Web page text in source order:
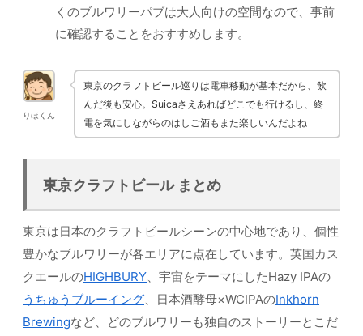
くのブルワリーパブは大人向けの空間なので、事前
に確認することをおすすめします。
りほくん
東京のクラフトビール巡りは電車移動が基本だから、飲
んだ後も安心。Suicaさえあればどこでも行けるし、終
電を気にしながらのはしご酒もまた楽しいんだよね
東京クラフトビール まとめ
東京は日本のクラフトビールシーンの中心地であり、個性
豊かなブルワリーが各エリアに点在しています。英国カス
クエールのHIGHBURY、宇宙をテーマにしたHazy IPAの
うちゅうブルーイング、日本酒酵母×WCIPAのInkhorn
Brewingなど、どのブルワリーも独自のストーリーとこだ